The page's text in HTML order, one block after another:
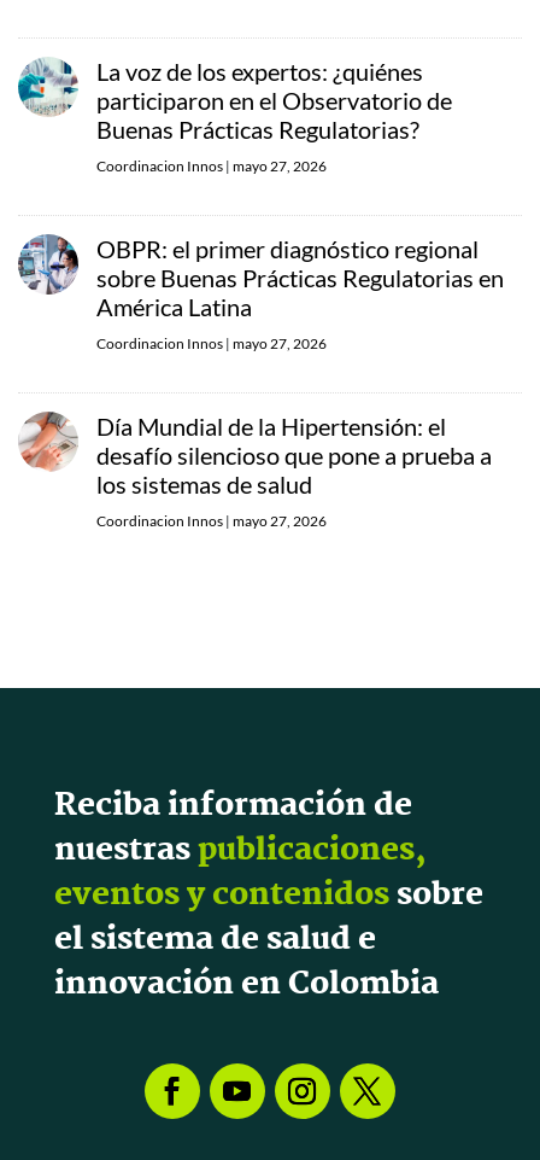
La voz de los expertos: ¿quiénes
participaron en el Observatorio de
Buenas Prácticas Regulatorias?
Coordinacion Innos | mayo 27, 2026
OBPR: el primer diagnóstico regional
sobre Buenas Prácticas Regulatorias en
América Latina
Coordinacion Innos | mayo 27, 2026
Día Mundial de la Hipertensión: el
desafío silencioso que pone a prueba a
los sistemas de salud
Coordinacion Innos | mayo 27, 2026
Reciba información de
nuestraspublicaciones,
eventos y contenidossobre
el sistema de salud e
innovación en Colombia